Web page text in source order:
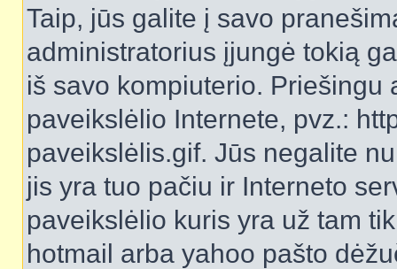
Taip, jūs galite į savo
administratorius įjungė tokią
iš savo kompiuterio.
paveikslėlio Internete, pvz.:
paveikslėlis.gif. Jūs negalite
jis yra tuo pačiu ir Interneto
paveikslėlio kuris yra už tam
hotmail arba yahoo pašto